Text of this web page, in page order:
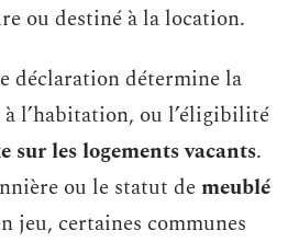
ou destiné à la location.
déclaration détermine la
l’habitation, ou l’éligibilité
sur les logements vacants.
ou le statut demeublé
jeu, certaines communes